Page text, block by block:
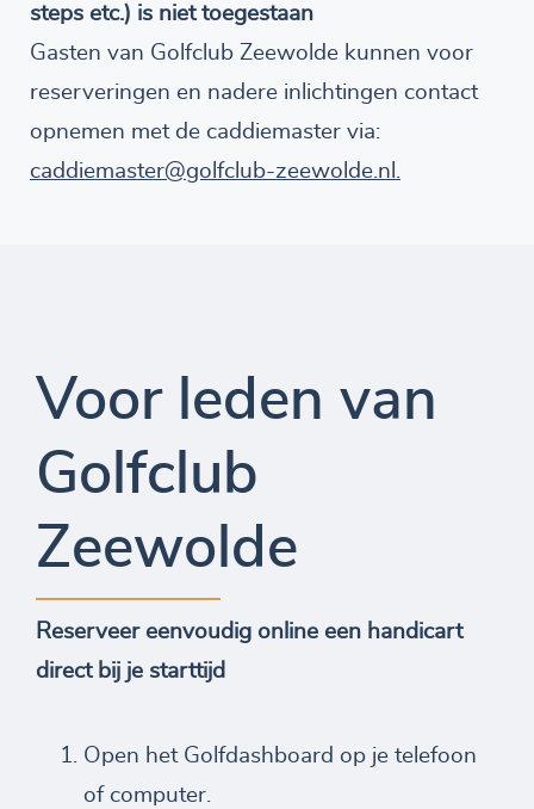
steps etc.) is niet toegestaan
Gasten van Golfclub Zeewolde kunnen voor
reserveringen en nadere inlichtingen contact
opnemen met de caddiemaster via:
caddiemaster@golfclub-zeewolde.nl.
Voor leden van
Golfclub
Zeewolde
Reserveer eenvoudig online een handicart
direct bij je starttijd
Open het Golfdashboard op je telefoon
of computer.